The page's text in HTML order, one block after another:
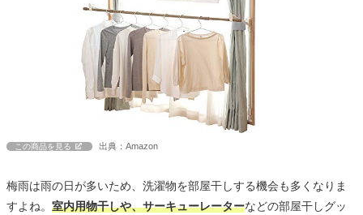
この商品を見る 出典：Amazon
梅雨は雨の日が多いため、洗濯物を部屋干しする機会も多くなりま
すよね。 室内用物干しや、サーキューレーターなどの部屋干しグッ